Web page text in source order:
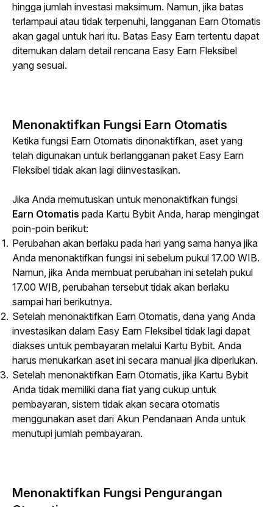
hingga jumlah investasi maksimum. Namun, jika batas
terlampaui atau tidak terpenuhi, langganan Earn Otomatis
akan gagal untuk hari itu. Batas Easy Earn tertentu dapat
ditemukan dalam detail rencana Easy Earn Fleksibel
yang sesuai.
Menonaktifkan Fungsi Earn Otomatis
Ketika fungsi Earn Otomatis dinonaktifkan, aset yang
telah digunakan untuk berlangganan paket Easy Earn
Fleksibel tidak akan lagi diinvestasikan.
Earn Otomatis pada Kartu Bybit Anda, harap mengingat
poin-poin berikut:
Perubahan akan berlaku pada hari yang sama hanya jika
Anda menonaktifkan fungsi ini sebelum pukul 17.00 WIB.
Namun, jika Anda membuat perubahan ini setelah pukul
17.00 WIB, perubahan tersebut tidak akan berlaku
sampai hari berikutnya.
Setelah menonaktifkan Earn Otomatis, dana yang Anda
investasikan dalam Easy Earn Fleksibel tidak lagi dapat
diakses untuk pembayaran melalui Kartu Bybit. Anda
harus menukarkan aset ini secara manual jika diperlukan.
Setelah menonaktifkan Earn Otomatis, jika Kartu Bybit
Anda tidak memiliki dana fiat yang cukup untuk
pembayaran, sistem tidak akan secara otomatis
menggunakan aset dari Akun Pendanaan Anda untuk
menutupi jumlah pembayaran.
Menonaktifkan Fungsi Pengurangan